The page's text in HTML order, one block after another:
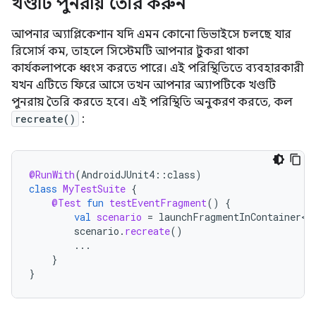
আপনার অ্যাপ্লিকেশান যদি এমন কোনো ডিভাইসে চলছে যার
রিসোর্স কম, তাহলে সিস্টেমটি আপনার টুকরা থাকা
কার্যকলাপকে ধ্বংস করতে পারে। এই পরিস্থিতিতে ব্যবহারকারী
যখন এটিতে ফিরে আসে তখন আপনার অ্যাপটিকে খণ্ডটি
পুনরায় তৈরি করতে হবে। এই পরিস্থিতি অনুকরণ করতে, কল
recreate() :
@RunWith(AndroidJUnit4 ::class)
class MyTestSuite {
@Test fun testEventFragment()
{
val scenario =
scenario . recreate()
...
}
}